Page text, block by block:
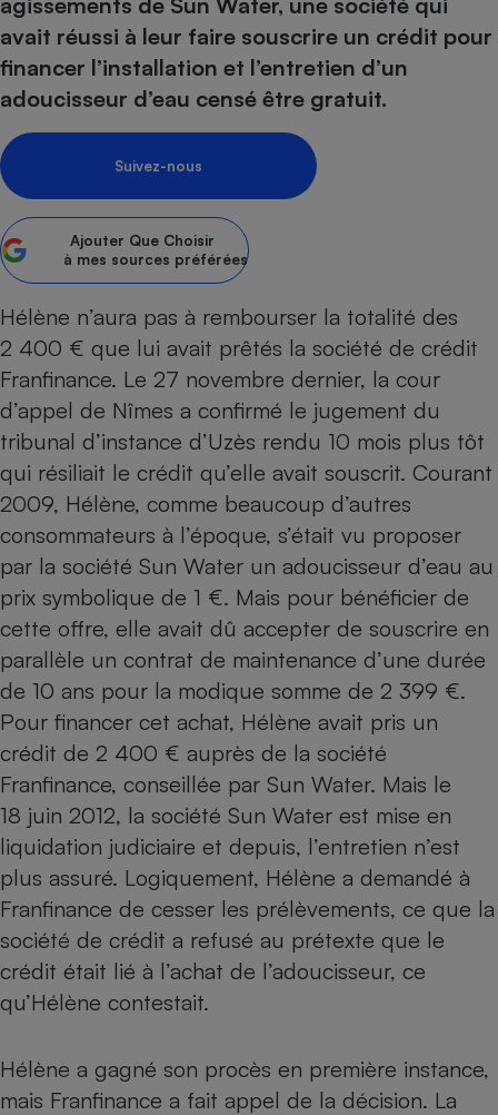
avait réussi à leur faire souscrire un crédit pour
financer l’installation et l’entretien d’un
adoucisseur d’eau censé être gratuit.
Suivez-nous
Ajouter Que Choisir
à mes sources préférées
Hélène n’aura pas à rembourser la totalité des
2 400 € que lui avait prêtés la société de crédit
Franfinance. Le 27 novembre dernier, la cour
d’appel de Nîmes a confirmé le jugement du
tribunal d’instance d’Uzès rendu 10 mois plus tôt
qui résiliait le crédit qu’elle avait souscrit. Courant
2009, Hélène, comme beaucoup d’autres
consommateurs à l’époque, s’était vu proposer
par la société Sun Water un adoucisseur d’eau au
prix symbolique de 1 €. Mais pour bénéficier de
cette offre, elle avait dû accepter de souscrire en
parallèle un contrat de maintenance d’une durée
de 10 ans pour la modique somme de 2 399 €.
Pour financer cet achat, Hélène avait pris un
crédit de 2 400 € auprès de la société
Franfinance, conseillée par Sun Water. Mais le
18 juin 2012, la société Sun Water est mise en
liquidation judiciaire et depuis, l’entretien n’est
plus assuré. Logiquement, Hélène a demandé à
Franfinance de cesser les prélèvements, ce que la
société de crédit a refusé au prétexte que le
crédit était lié à l’achat de l’adoucisseur, ce
qu’Hélène contestait.
Hélène a gagné son procès en première instance,
mais Franfinance a fait appel de la décision. La
Sécurité - Hygiène
Supermarché - Drive
Complément
alimentaire
Assurance
Banque - Crédit
Epargne - Fiscalité
Mutuelle
Assurance emprunteur
Circulation routière
Contrôle technique -
Pièce détachée
Moto
Comparateur auto
Supermarché - Drive
Comparatif plaque à
Comparatif hotte
Comparatif aspirateur
Comparatif cafetière
Comparatif robot cuiseur
Comparatif centrale
Gros électroménager
Petit électroménager -
Lave-linge
induction
Comparatif barre de son
Comparatif imprimante
Comparatif tablette
Image et son
Informatique
Internet
Téléphonie
Téléviseur
Crédit immobilier
Comparatif poêle à
Comparatif radiateur
Bricolage - Jardinage
Chauffage
Produit d'entretien
Sécurité domestique
Matelas
Radiateur électrique
Système de santé -
Mutuelle
Antimoustique
Maison de retraite
Retraite
Choisir son fioul
Choisir son pellet
Comparateur assurance emprunteur
Tous les comparateurs
Speedtest - Testez le débit de votre
connexion Internet